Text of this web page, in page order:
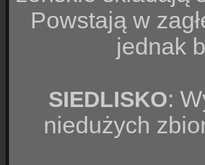
Powstają w
jednak
SIEDLISKO:
niedużych